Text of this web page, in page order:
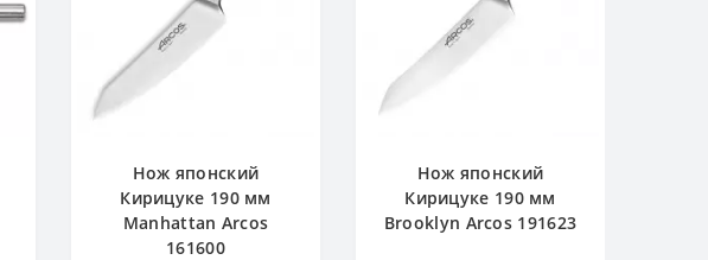
Нож японский
Кирицуке 190 мм
Manhattan Arcos
161600
Нож японский
Кирицуке 190 мм
Brooklyn Arcos 191623